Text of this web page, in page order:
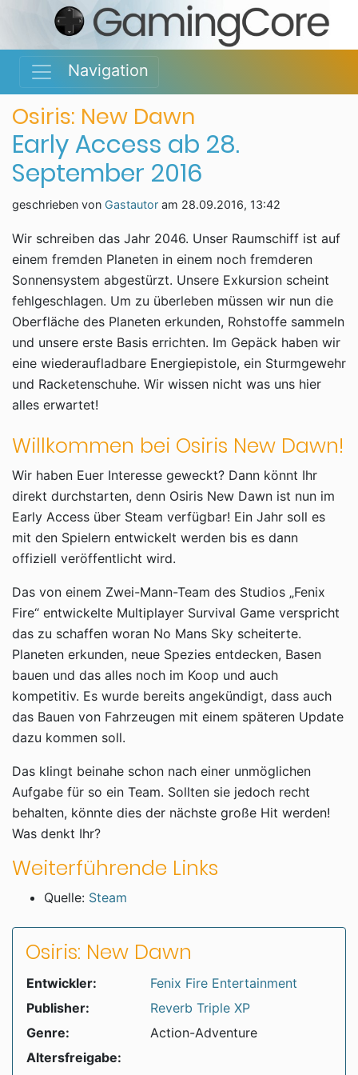
Navigation
Osiris: New Dawn
Early Access ab 28.
September 2016
geschrieben von Gastautor am 28.09.2016, 13:42
Wir schreiben das Jahr 2046. Unser Raumschiff ist auf
einem fremden Planeten in einem noch fremderen
Sonnensystem abgestürzt. Unsere Exkursion scheint
fehlgeschlagen. Um zu überleben müssen wir nun die
Oberfläche des Planeten erkunden, Rohstoffe sammeln
und unsere erste Basis errichten. Im Gepäck haben wir
eine wiederaufladbare Energiepistole, ein Sturmgewehr
und Racketenschuhe. Wir wissen nicht was uns hier
alles erwartet!
Willkommen bei Osiris New Dawn!
Wir haben Euer Interesse geweckt? Dann könnt Ihr
direkt durchstarten, denn Osiris New Dawn ist nun im
Early Access über Steam verfügbar! Ein Jahr soll es
mit den Spielern entwickelt werden bis es dann
offiziell veröffentlicht wird.
Das von einem Zwei-Mann-Team des Studios „Fenix
Fire“ entwickelte Multiplayer Survival Game verspricht
das zu schaffen woran No Mans Sky scheiterte.
Planeten erkunden, neue Spezies entdecken, Basen
bauen und das alles noch im Koop und auch
kompetitiv. Es wurde bereits angekündigt, dass auch
das Bauen von Fahrzeugen mit einem späteren Update
dazu kommen soll.
Das klingt beinahe schon nach einer unmöglichen
Aufgabe für so ein Team. Sollten sie jedoch recht
behalten, könnte dies der nächste große Hit werden!
Was denkt Ihr?
Weiterführende Links
Quelle: Steam
Osiris: New Dawn
Entwickler:
Fenix Fire Entertainment
Publisher:
Reverb Triple XP
Genre:
Action-Adventure
Altersfreigabe: